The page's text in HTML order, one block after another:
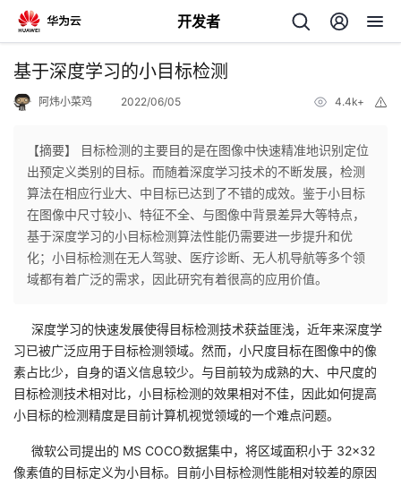
开发者
返
个
人
页
我
开
发
我
的
开
者
我
的
我
支
基于深度学习的小目标检测
阿炜小菜鸡 2022/06/05 4.4k+
【摘要】 目标检测的主要目的是在图像中快速精准地识别定位
出预定义类别的目标。而随着深度学习技术的不断发展，检测
算法在相应行业大、中目标已达到了不错的成效。鉴于小目标
在图像中尺寸较小、特征不全、与图像中背景差异大等特点，
基于深度学习的小目标检测算法性能仍需要进一步提升和优
化；小目标检测在无人驾驶、医疗诊断、无人机导航等多个领
域都有着广泛的需求，因此研究有着很高的应用价值。
深度学习的快速发展使得目标检测技术获益匪浅，近年来深度学
习已被广泛应用于目标检测领域。然而，小尺度目标在图像中的像
素占比少，自身的语义信息较少。与目前较为成熟的大、中尺度的
目标检测技术相对比，小目标检测的效果相对不佳，因此如何提高
小目标的检测精度是目前计算机视觉领域的一个难点问题。
微软公司提出的 MS COCO数据集中，将区域面积小于 32×32
像素值的目标定义为小目标。目前小目标检测性能相对较差的原因